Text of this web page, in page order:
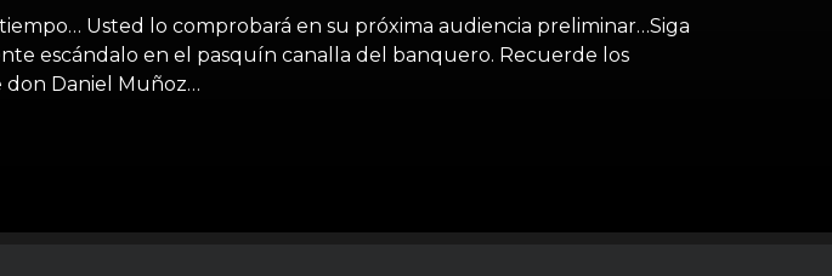
Usted lo comprobará en su próxima audiencia preliminar…Siga
escándalo en el pasquín canalla del banquero. Recuerde los
don Daniel Muñoz…